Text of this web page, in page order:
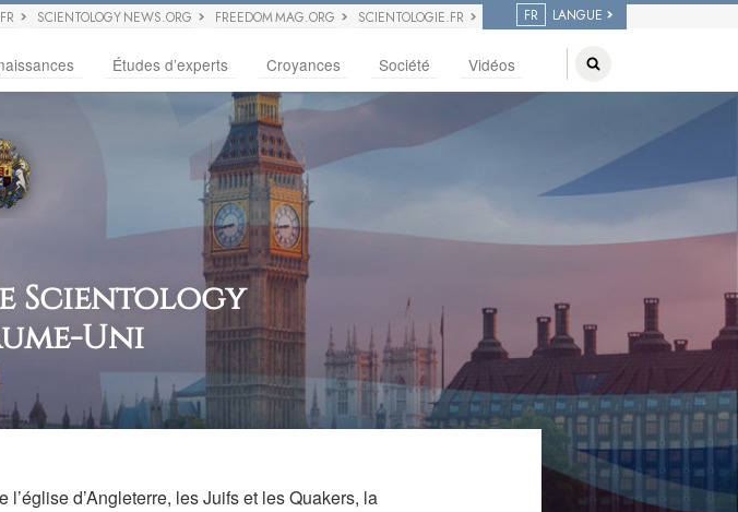
SCIENTOLOGY NEWS.ORG FREEDOM MAG.ORG SCIENTOLOGIE.FR FR LANGUE
Études d’experts Croyances Société Vidéos
Scientology
Uni
d’Angleterre, les Juifs et les Quakers, la